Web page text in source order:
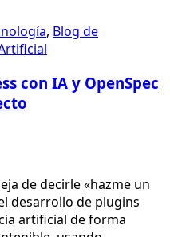
, Blog de
con IA y OpenSpec
de decirle «hazme un
desarrollo de plugins
artificial de forma